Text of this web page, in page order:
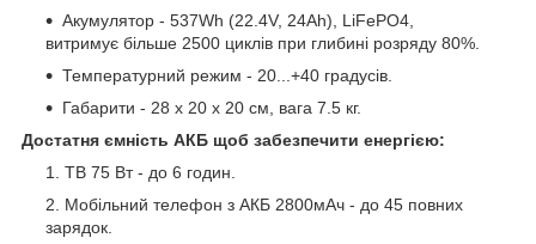
Акумулятор - 537Wh (22.4V, 24Ah), LiFePO4,
витримує більше 2500 циклів при глибині розряду 80%.
Температурний режим - 20...+40 градусів.
Габарити - 28 х 20 х 20 см, вага 7.5 кг.
Достатня ємність АКБ щоб забезпечити енергією:
ТВ 75 Вт - до 6 годин.
Мобільний телефон з АКБ 2800мАч - до 45 повних
зарядок.